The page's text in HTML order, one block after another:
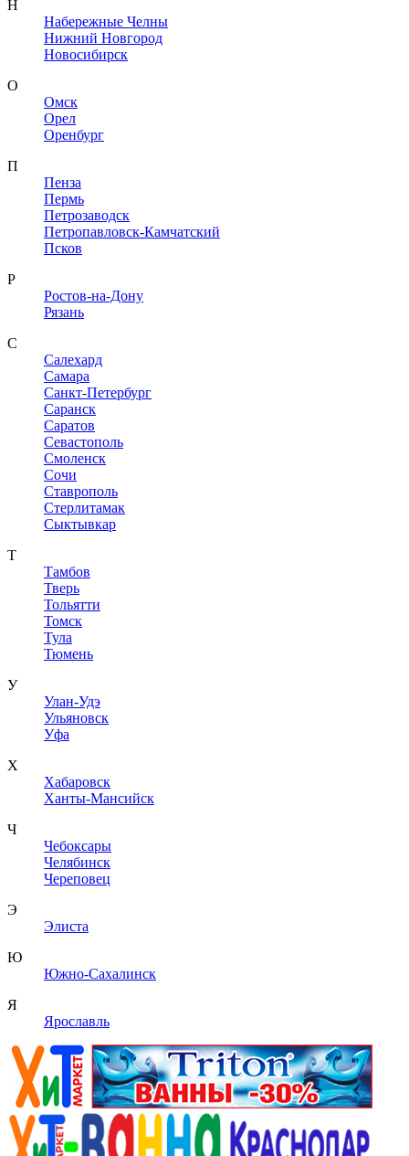
Н
Набережные Челны
Нижний Новгород
Новосибирск
О
Омск
Орел
Оренбург
П
Пенза
Пермь
Петрозаводск
Петропавловск-Камчатский
Псков
Р
Ростов-на-Дону
Рязань
С
Салехард
Самара
Санкт-Петербург
Саранск
Саратов
Севастополь
Смоленск
Сочи
Ставрополь
Стерлитамак
Сыктывкар
Т
Тамбов
Тверь
Тольятти
Томск
Тула
Тюмень
У
Улан-Удэ
Ульяновск
Уфа
Х
Хабаровск
Ханты-Мансийск
Ч
Чебоксары
Челябинск
Череповец
Э
Элиста
Ю
Южно-Сахалинск
Я
Ярославль